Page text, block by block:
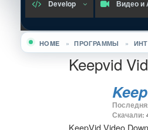
Develop Видео и
Вы здесь
HOME » ПРОГРАММЫ »
Keepvid
Скачали:
KeepVid Video